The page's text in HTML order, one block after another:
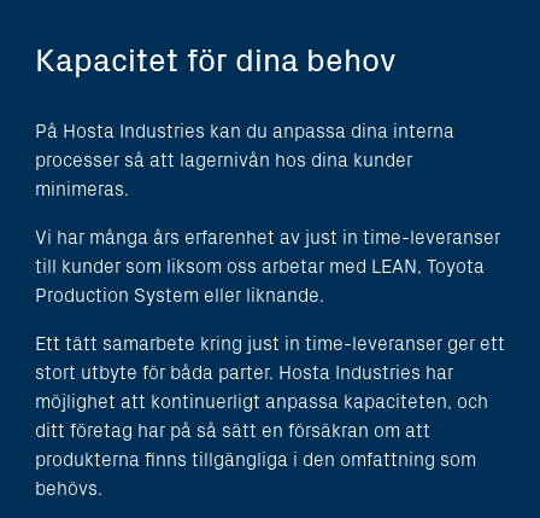
Kapacitet för dina behov
På Hosta Industries kan du anpassa dina interna
processer så att lagernivån hos dina kunder
minimeras.
Vi har många års erfarenhet av just in time-leveranser
till kunder som liksom oss arbetar med LEAN, Toyota
Production System eller liknande.
Ett tätt samarbete kring just in time-leveranser ger ett
stort utbyte för båda parter. Hosta Industries har
möjlighet att kontinuerligt anpassa kapaciteten, och
ditt företag har på så sätt en försäkran om att
produkterna finns tillgängliga i den omfattning som
behövs.